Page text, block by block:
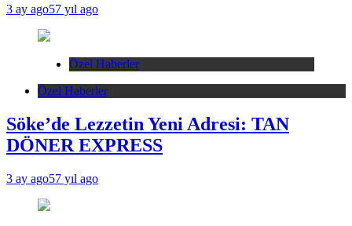
3 ay ago57 yıl ago
Özel Haberler
Özel Haberler
Söke’de Lezzetin Yeni Adresi: TAN
DÖNER EXPRESS
3 ay ago57 yıl ago